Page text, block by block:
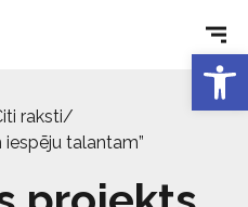
raksti/
iespēju talantam”